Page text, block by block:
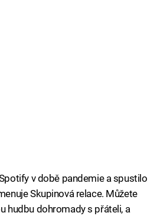
v době pandemie a spustilo
Skupinová relace. Můžete
hudbu dohromady s přáteli, a